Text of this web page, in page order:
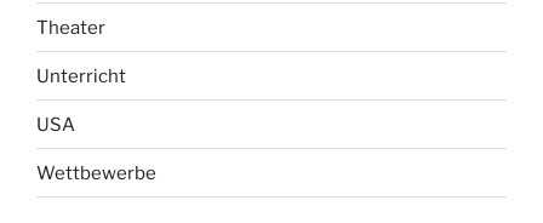
Theater
Unterricht
USA
Wettbewerbe